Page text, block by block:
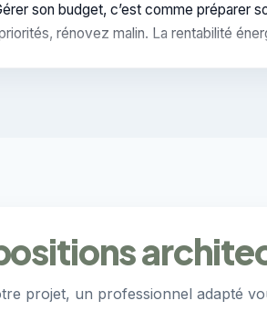
son budget, c’est comme préparer
rénovez malin. La rentabilité
projet, un professionnel adapté